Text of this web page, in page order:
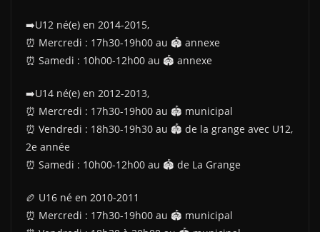
➡️U12 né(e) en 2014-2015,
⏰️ Mercredi : 17h30-19h00 au 🏟 annexe
⏰️ Samedi : 10h00-12h00 au 🏟 annexe
➡️U14 né(e) en 2012-2013,
⏰️ Mercredi : 17h30-19h00 au 🏟 municipal
⏰️ Vendredi : 18h30-19h30 au 🏟 de la grange avec U12,
2e année
⏰️ Samedi : 10h00-12h00 au 🏟 de La Grange
🏉 U16 né en 2010-2011
⏰️ Mercredi : 17h30-19h00 au 🏟 municipal